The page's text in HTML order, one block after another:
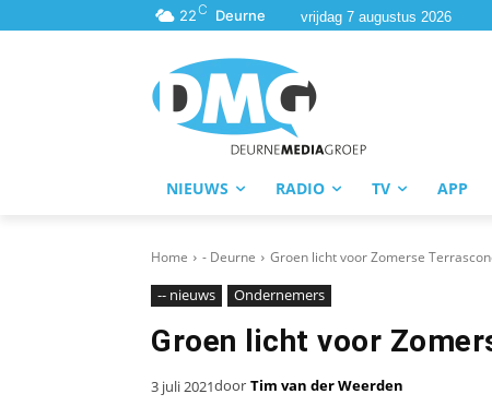
22C Deurne vrijdag 7 augustus 2026
NIEUWS RADIO TV APP
Home - Deurne Groen licht voor Zomerse
-- nieuws Ondernemers
Groen licht voor
3 juli 2021door Tim van der Weerden